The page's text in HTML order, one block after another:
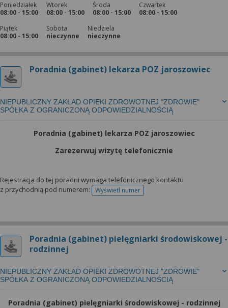
Poniedziałek
08:00 - 15:00
Wtorek
08:00 - 15:00
Środa
08:00 - 15:00
Czwartek
08:00 - 15:00
Piątek
08:00 - 15:00
Sobota
nieczynne
Niedziela
nieczynne
Poradnia (gabinet) lekarza POZ jaroszowiec
NIEPUBLICZNY ZAKŁAD OPIEKI ZDROWOTNEJ "ZDROWIE"
SPÓŁKA Z OGRANICZONĄ ODPOWIEDZIALNOŚCIĄ
Poradnia (gabinet) lekarza POZ jaroszowiec
Zarezerwuj wizytę telefonicznie
Rejestracja do tej poradni wymaga telefonicznego kontaktu
z przychodnią pod numerem:
Wyświetl numertelefonu do rejestracji
Poradnia (gabinet) pielęgniarki środowiskowej -
rodzinnej
NIEPUBLICZNY ZAKŁAD OPIEKI ZDROWOTNEJ "ZDROWIE"
SPÓŁKA Z OGRANICZONĄ ODPOWIEDZIALNOŚCIĄ
Poradnia (gabinet) pielęgniarki środowiskowej - rodzinnej